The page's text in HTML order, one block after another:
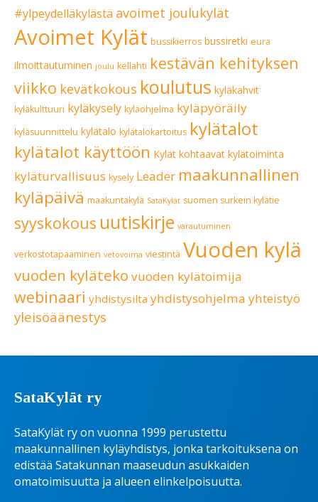
#ylpeydelläkylästä avoimet joulukylät
Avoimet Kylät bussikierros bussiretki eura
ilmoittautuminen joulu kellahti kestävän kehityksen
viikko kevätkokous koulutus kyläkahvit
kyläkulttuuri kyläkysely kyläohjelma kyläpyöräily
kyläsuunnittelu kylätalo kylätalokartoitus kylätalot
kylätalot käyttöön Kylät kohtaavat kylätoiminta
kyläturvallisuus kysely Leader maakunnallinen
kyläpäivä maakuntakylä SataKylät suomen surkein kylätie
syyskokous uutiskirje varautuminen
verkostotapaaminen vetovoima viestintä Vuoden kylä
vuoden kyläteko vuoden kylätoimija
webinaari yhdistysilta yhdistysohjelma yhteistyö
yleisöäänestys
SataKylät ry
SataKylät ry on vuonna 1999 perustettu
maakunnallinen kyläyhdistys, jonka tarkoituksena on
edistää Satakunnan maaseudun asukkaiden
omatoimisuutta ja alueen elinkelpoisuutta.